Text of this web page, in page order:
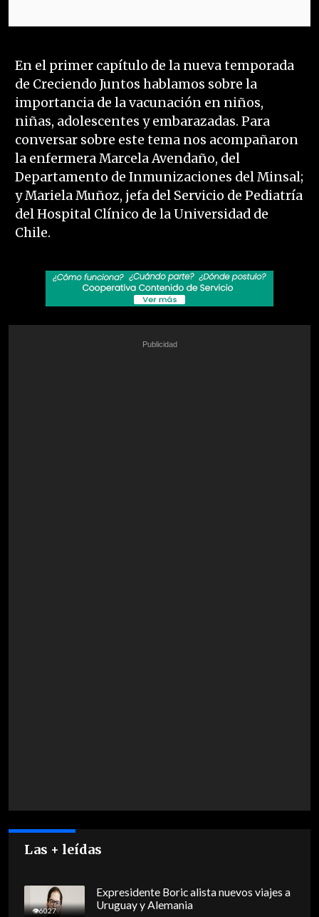
En el primer capítulo de la nueva temporada
de Creciendo Juntos hablamos sobre la
importancia de la vacunación en niños,
niñas, adolescentes y embarazadas. Para
conversar sobre este tema nos acompañaron
la enfermera Marcela Avendaño, del
Departamento de Inmunizaciones del Minsal;
y Mariela Muñoz, jefa del Servicio de Pediatría
del Hospital Clínico de la Universidad de
Chile.
Las + leídas
6027
Expresidente Boric alista nuevos viajes a
Uruguay y Alemania